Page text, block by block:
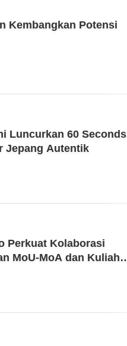
Kembangkan Potensi
Luncurkan 60 Seconds
Jepang Autentik
Perkuat Kolaborasi
MoU-MoA dan Kuliah